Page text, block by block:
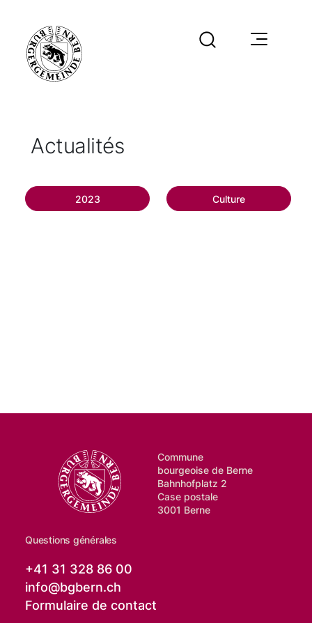
Actualités
2023 Culture
Commune
bourgeoise de Berne
Bahnhofplatz 2
Case postale
3001 Berne
Questions générales
+41 31 328 86 00
info@bgbern.ch
Formulaire de contact